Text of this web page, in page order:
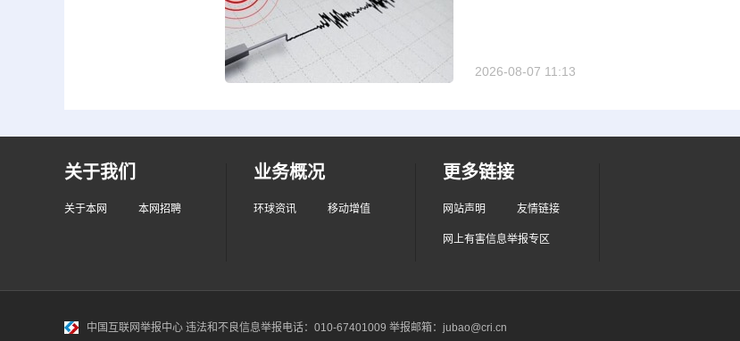
2026-08-07 11:13
关于我们
关于本网 本网招聘
业务概况
环球资讯 移动增值
更多链接
网站声明 友情链接
网上有害信息举报专区
中国互联网举报中心 违法和不良信息举报电话：010-67401009 举报邮箱：jubao@cri.cn